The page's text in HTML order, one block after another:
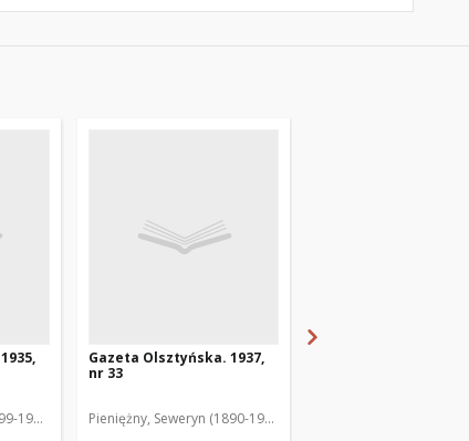
1975). Red.
Gazeta Olsztyńska. 1937,
nr 33
Pieniężny, Seweryn (1890-1940). Red.